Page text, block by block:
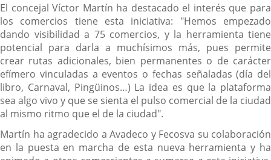
El concejal Víctor Martín ha destacado el interés que para
los comercios tiene esta iniciativa: "Hemos empezado
dando visibilidad a 75 comercios, y la herramienta tiene
potencial para darla a muchísimos más, pues permite
crear rutas adicionales, bien permanentes o de carácter
efímero vinculadas a eventos o fechas señaladas (día del
libro, Carnaval, Pingüinos…) La idea es que la plataforma
sea algo vivo y que se sienta el pulso comercial de la ciudad
al mismo ritmo que el de la ciudad".
Martín ha agradecido a Avadeco y Fecosva su colaboración
en la puesta en marcha de esta nueva herramienta y ha